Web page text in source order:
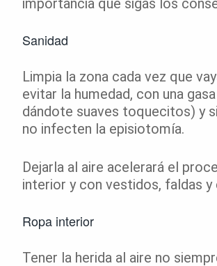
importancia que sigas los
Sanidad
Limpia la zona cada vez que
evitar la humedad, con una
dándote suaves toquecitos) y
no infecten la episiotomía.
Dejarla al aire acelerará el
interior y con vestidos, faldas
Ropa interior
Tener la herida al aire no